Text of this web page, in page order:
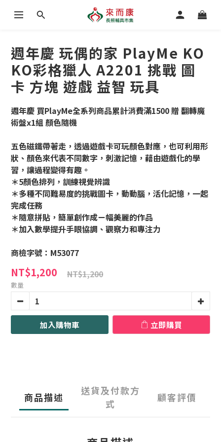
週年慶 玩偶的家 PlayMe KO
KO彩格獵人 A2201 挑戰 圖
卡 方塊 遊戲 益智 玩具
週年慶 買PlayMe全系列商品累計消費滿1500 贈 翻轉魔
術盤x1組 顏色隨機
五色磁鐵帶著走，透過遊戲卡可玩顏色對應，也可利用形
狀、顏色來代表不同數字，刺激記憶，藉由遊戲化的學
習，讓過程變得有趣。
＊5顏色排列，訓練視覺辨識
＊多種不同難易度的挑戰圖卡，動動腦，活化記憶，一起
完成任務
＊隨意拼貼，簡單創作成ㄧ幅美麗的作品
＊加入數學提升手眼協調、觀察力和專注力
商檢字號：M53077
NT$1,200 NT$1,200
數量
加入購物車 立即購買
商品描述
送貨及付款方
式
顧客評價